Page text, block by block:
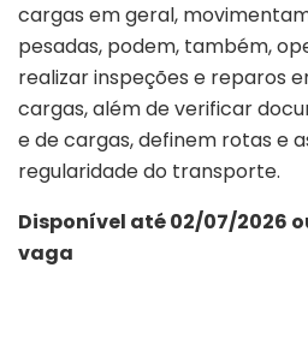
cargas em geral,
pesadas, podem, também,
realizar inspeções e reparos
cargas, além de verificar
e de cargas, definem rotas e
regularidade do transporte.
Disponível até 02/07/2026
vaga